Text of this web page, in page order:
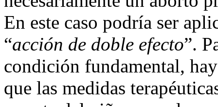
En este caso podría ser
“acción de doble efecto”.
condición fundamental,
que las medidas